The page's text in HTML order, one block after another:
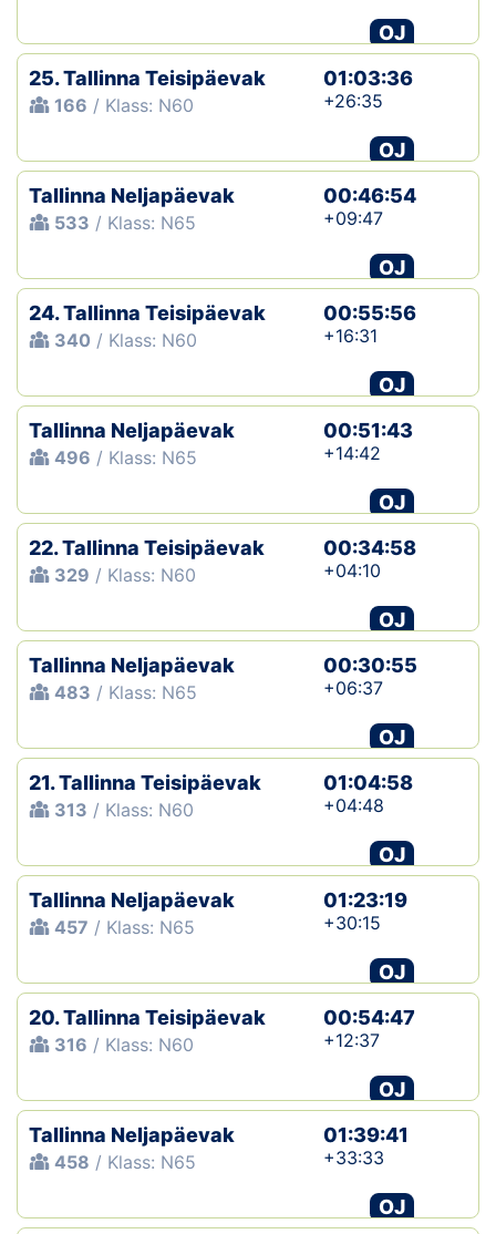
OJ
25. Tallinna Teisipäevak
166 / Klass: N60
01:03:36
+26:35
OJ
Tallinna Neljapäevak
533 / Klass: N65
00:46:54
+09:47
OJ
24. Tallinna Teisipäevak
340 / Klass: N60
00:55:56
+16:31
OJ
Tallinna Neljapäevak
496 / Klass: N65
00:51:43
+14:42
OJ
22. Tallinna Teisipäevak
329 / Klass: N60
00:34:58
+04:10
OJ
Tallinna Neljapäevak
483 / Klass: N65
00:30:55
+06:37
OJ
21. Tallinna Teisipäevak
313 / Klass: N60
01:04:58
+04:48
OJ
Tallinna Neljapäevak
457 / Klass: N65
01:23:19
+30:15
OJ
20. Tallinna Teisipäevak
316 / Klass: N60
00:54:47
+12:37
OJ
Tallinna Neljapäevak
458 / Klass: N65
01:39:41
+33:33
OJ